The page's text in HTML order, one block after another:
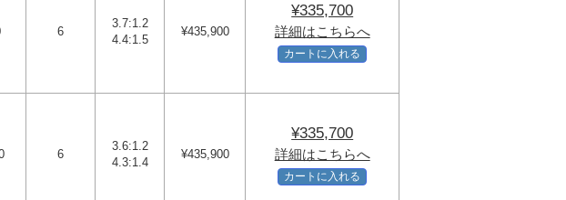
6
3.7:1.2
4.4:1.5
¥435,900
¥335,700
詳細はこちらへ
カートに入れる
6
3.6:1.2
4.3:1.4
¥435,900
¥335,700
詳細はこちらへ
カートに入れる